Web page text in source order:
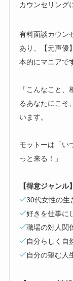
カウンセリング
有料面談カウン
あり、【元声優
本的にマニアで
「こんなこと
るあなたにこそ
います。
モットーは「い
っと来る！」
【得意ジャンル】
30代女性の生
好きを仕事に
職場の対人関
自分らしく自
自分の望む人